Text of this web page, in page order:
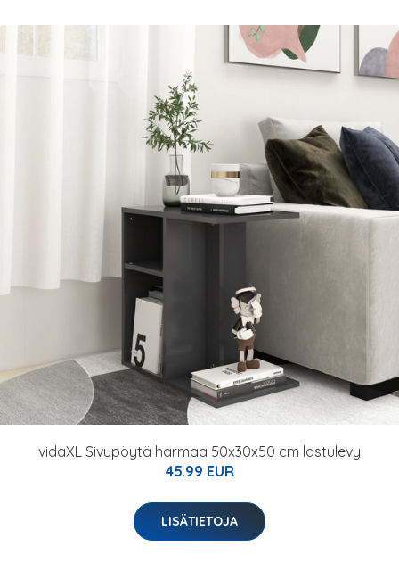
vidaXL Sivupöytä harmaa 50x30x50 cm lastulevy
45.99 EUR
LISÄTIETOJA